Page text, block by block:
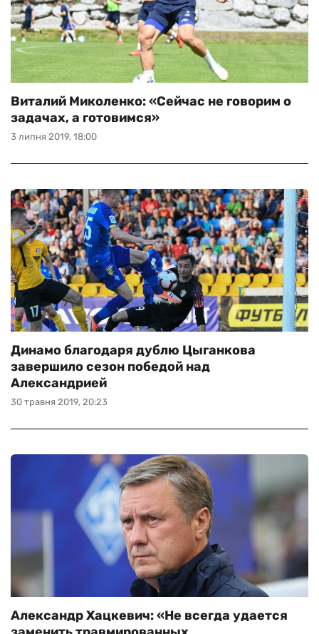
3 липня 2019, 18:00
Виталий Миколенко: «Сейчас не говорим о
задачах, а готовимся»
30 травня 2019, 20:23
Динамо благодаря дублю Цыганкова
завершило сезон победой над
Александрией
Александр Хацкевич: «Не всегда удается